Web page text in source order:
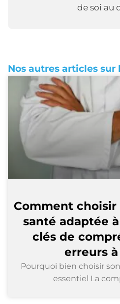
de soi au
Nos autres articles
Comment choisir
santé adaptée
clés de
erreurs
Pourquoi bien choisir
essentiel La